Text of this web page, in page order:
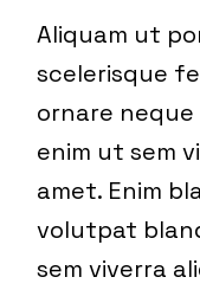
Aliquam ut
scelerisque
ornare neque
enim ut sem
amet. Enim
volutpat
sem viverra